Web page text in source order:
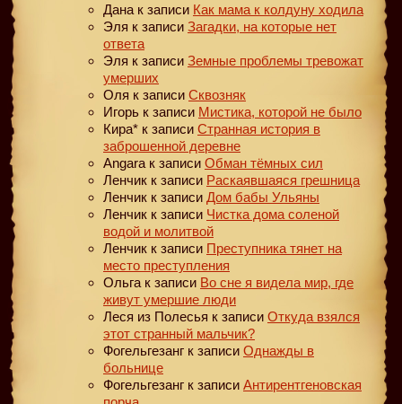
Дана к записи Как мама к колдуну ходила
Эля к записи Загадки, на которые нет
ответа
Эля к записи Земные проблемы тревожат
умерших
Оля к записи Сквозняк
Игорь к записи Мистика, которой не было
Кира* к записи Странная история в
заброшенной деревне
Angara к записи Обман тёмных сил
Ленчик к записи Раскаявшаяся грешница
Ленчик к записи Дом бабы Ульяны
Ленчик к записи Чистка дома соленой
водой и молитвой
Ленчик к записи Преступника тянет на
место преступления
Ольга к записи Во сне я видела мир, где
живут умершие люди
Леся из Полесья к записи Откуда взялся
этот странный мальчик?
Фогельгезанг к записи Однажды в
больнице
Фогельгезанг к записи Антирентгеновская